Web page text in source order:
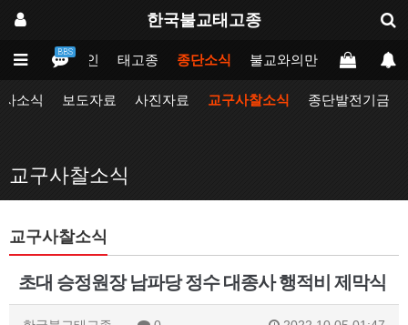
한국불교태고종
BBS
메인 태고종 종단소식 불교와의만남 업무포털
소식 보도자료 사진자료 교구사찰소식 종단발전기금
교구사찰소식
교구사찰소식
초대 승정원장 남파당 정수 대종사 행적비 제막식